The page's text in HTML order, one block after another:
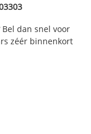
Bel dan snel voor
zéér binnenkort